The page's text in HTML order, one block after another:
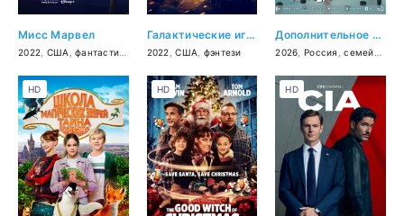
Мисс Марвел
2022 США ,фантастика фэнтези ,боевик,комедия
Галактические игры
2022 ,США фэнтези
Дополнительное время
2026 Россия ,семейный
HD HD HD